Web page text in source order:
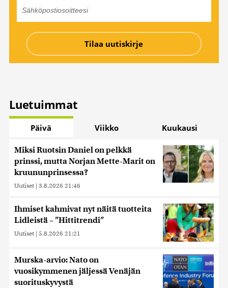
Luetuimmat
Päivä Viikko Kuukausi
Miksi Ruotsin Daniel on pelkkä
prinssi, mutta Norjan Mette-Marit on
kruununprinsessa?
Uutiset | 3.8.2026 21:46
Ihmiset kahmivat nyt näitä tuotteita
Lidleistä – ”Hittitrendi”
Uutiset | 5.8.2026 21:21
Murska-arvio: Nato on
vuosikymmenen jäljessä Venäjän
suorituskyvystä